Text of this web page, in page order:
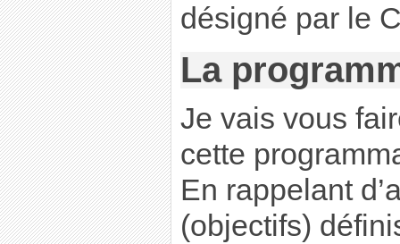
désigné par le
La
Je vais vous
cette
En rappelant
(objectifs)